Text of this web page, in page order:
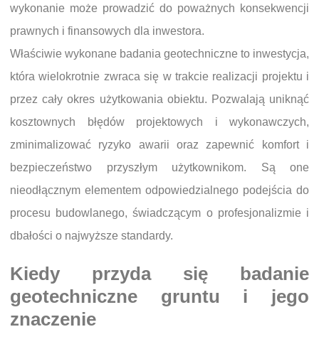
wykonanie może prowadzić do poważnych konsekwencji
prawnych i finansowych dla inwestora.
Właściwie wykonane badania geotechniczne to inwestycja,
która wielokrotnie zwraca się w trakcie realizacji projektu i
przez cały okres użytkowania obiektu. Pozwalają uniknąć
kosztownych błędów projektowych i wykonawczych,
zminimalizować ryzyko awarii oraz zapewnić komfort i
bezpieczeństwo przyszłym użytkownikom. Są one
nieodłącznym elementem odpowiedzialnego podejścia do
procesu budowlanego, świadczącym o profesjonalizmie i
dbałości o najwyższe standardy.
Kiedy przyda się badanie
geotechniczne gruntu i jego
znaczenie